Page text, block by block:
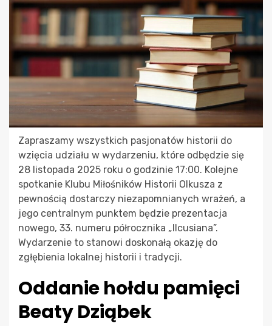
Zapraszamy wszystkich pasjonatów historii do
wzięcia udziału w wydarzeniu, które odbędzie się
28 listopada 2025 roku o godzinie 17:00. Kolejne
spotkanie Klubu Miłośników Historii Olkusza z
pewnością dostarczy niezapomnianych wrażeń, a
jego centralnym punktem będzie prezentacja
nowego, 33. numeru półrocznika „Ilcusiana”.
Wydarzenie to stanowi doskonałą okazję do
zgłębienia lokalnej historii i tradycji.
Oddanie hołdu pamięci
Beaty Dziąbek